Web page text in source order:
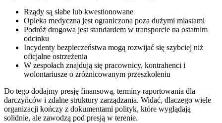
Rządy są słabe lub kwestionowane
Opieka medyczna jest ograniczona poza dużymi miastami
Podróż drogowa jest standardem w transporcie na ostatnim
odcinku
Incydenty bezpieczeństwa mogą rozwijać się szybciej niż
oficjalne ostrzeżenia
W zespołach znajdują się pracownicy, kontrahenci i
wolontariusze o zróżnicowanym przeszkoleniu
Do tego dodajmy presję finansową, terminy raportowania dla
darczyńców i zdalne struktury zarządzania. Widać, dlaczego wiele
organizacji kończy z dokumentami polityk, które wyglądają
solidnie, ale zawodzą pod presją w terenie.